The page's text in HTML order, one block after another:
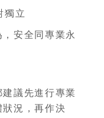
立
安全同專業永
議先進行專業
況，再作決